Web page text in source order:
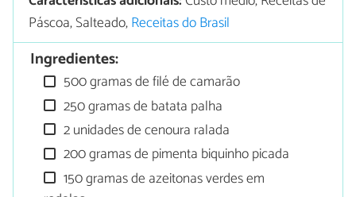
Páscoa, Salteado,Receitas do Brasil
Ingredientes:
500 gramas de filé de camarão
250 gramas de batata palha
2 unidades de cenoura ralada
200 gramas de pimenta biquinho picada
150 gramas de azeitonas verdes em